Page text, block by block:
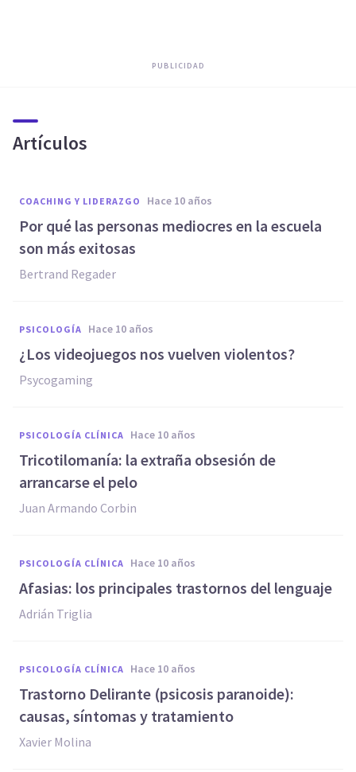
PUBLICIDAD
Artículos
COACHING Y LIDERAZGO hace 10 años
Por qué las personas mediocres en la escuela
son más exitosas
Bertrand Regader
PSICOLOGÍA hace 10 años
​¿Los videojuegos nos vuelven violentos?
Psycogaming
PSICOLOGÍA CLÍNICA hace 10 años
​Tricotilomanía: la extraña obsesión de
arrancarse el pelo
Juan Armando Corbin
PSICOLOGÍA CLÍNICA hace 10 años
Afasias: los principales trastornos del lenguaje
Adrián Triglia
PSICOLOGÍA CLÍNICA hace 10 años
Trastorno Delirante (psicosis paranoide):
causas, síntomas y tratamiento
Xavier Molina